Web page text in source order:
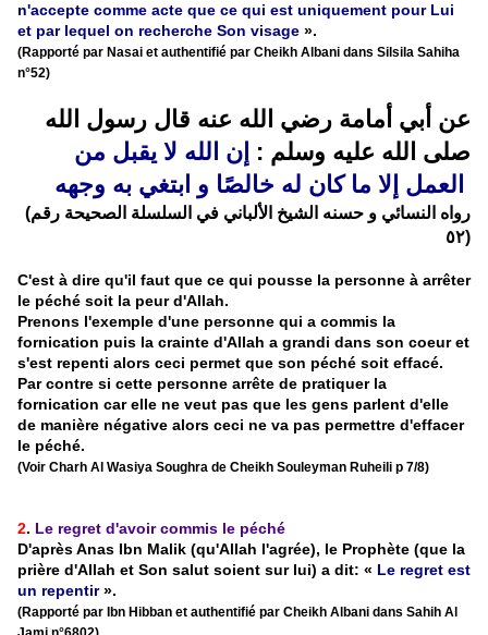
n'accepte comme acte que ce qui est uniquement pour Lui
et par lequel on recherche Son visage ».
(Rapporté par Nasai et authentifié par Cheikh Albani dans Silsila Sahiha
n°52)
عن أبي أمامة رضي الله عنه قال رسول الله
صلى الله عليه وسلم : إن الله لا يقبل من
(رواه النسائي و حسنه الشيخ الألباني في السلسلة الصحيحة رقم
٥٢)
C'est à dire qu'il faut que ce qui pousse la personne à arrêter
le péché soit la peur d'Allah.
Prenons l'exemple d'une personne qui a commis la
fornication puis la crainte d'Allah a grandi dans son coeur et
s'est repenti alors ceci permet que son péché soit effacé.
Par contre si cette personne arrête de pratiquer la
fornication car elle ne veut pas que les gens parlent d'elle
de manière négative alors ceci ne va pas permettre d'effacer
le péché.
(Voir Charh Al Wasiya Soughra de Cheikh Souleyman Ruheili p 7/8)
2. Le regret d'avoir commis le péché
D'après Anas Ibn Malik (qu'Allah l'agrée), le Prophète (que la
prière d'Allah et Son salut soient sur lui) a dit: « Le regret est
un repentir».
(Rapporté par Ibn Hibban et authentifié par Cheikh Albani dans Sahih Al